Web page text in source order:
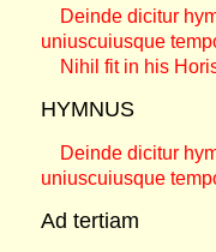
Deinde dicitur
uniuscuiusque
Nihil fit in his
HYMNUS
Deinde dicitur
uniuscuiusque
Ad tertiam